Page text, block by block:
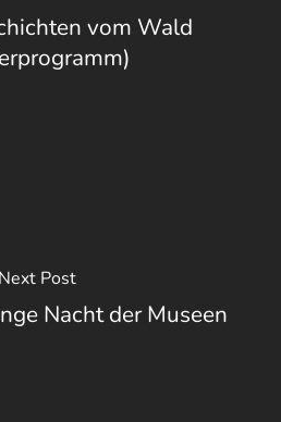
vom Wald
Next Post
Nacht der Museen